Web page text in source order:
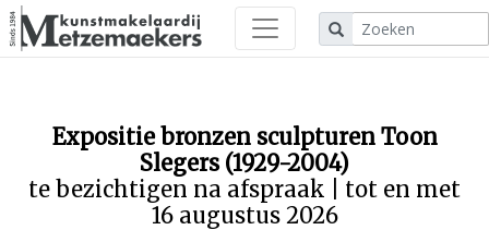
Expositie bronzen sculpturen Toon
Slegers (1929-2004)
te bezichtigen na afspraak | tot en met
16 augustus 2026